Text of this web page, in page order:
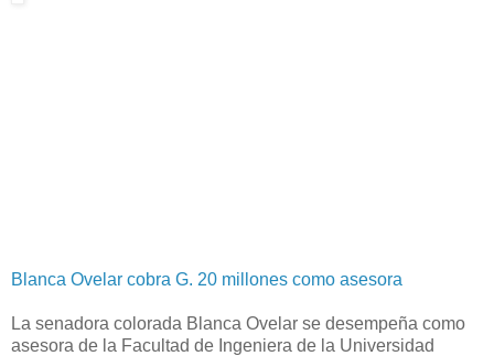
Blanca Ovelar cobra G. 20 millones como asesora
La senadora colorada Blanca Ovelar se desempeña como
asesora de la Facultad de Ingeniera de la Universidad